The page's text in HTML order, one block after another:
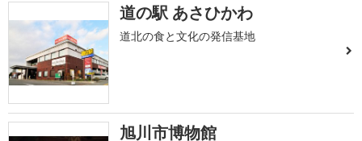
道の駅 あさひかわ
道北の食と文化の発信基地
旭川市博物館